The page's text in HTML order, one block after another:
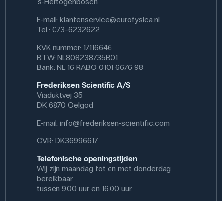
E-mail:klantenservice@eurofysica.nl
Tel.: 073-6232622
KVK nummer: 17116646
BTW: NL808238735B01
Bank: NL 16 RABO 0101 6676 98
Frederiksen Scientific A/S
Viaduktvej 35
DK 6870 Oelgod
E-mail:info@frederiksen-scientific.com
CVR: DK36996617
Telefonische openingstijden
Wij zijn maandag tot en met donderdag
bereikbaar
tussen 9.00 uur en 16.00 uur.